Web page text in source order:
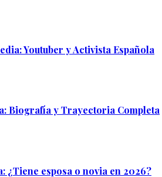
Youtuber y Activista Española
Biografía y Trayectoria Completa
¿Tiene esposa o novia en 2026?